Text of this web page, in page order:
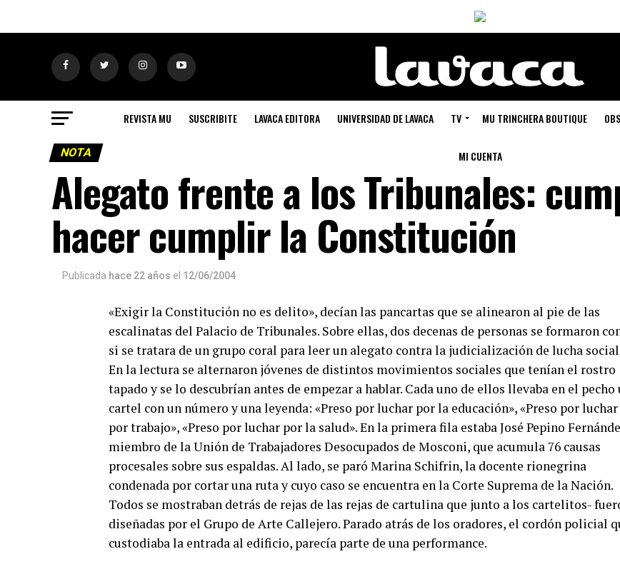
REVISTA MU SUSCRIBITE LAVACA EDITORA UNIVERSIDAD DE LAVACA TV MU TRINCHERA BOUTIQUE
MI CUENTA
NOTA
Alegato frente a los Tribunales:
hacer cumplir la Constitución
Publicada hace 22 años el 12/06/2004
«Exigir la Constitución no es delito», decían las pancartas que se alinearon al pie de las
escalinatas del Palacio de Tribunales. Sobre ellas, dos decenas de personas se formaron
si se tratara de un grupo coral para leer un alegato contra la judicialización de lucha
En la lectura se alternaron jóvenes de distintos movimientos sociales que tenían el rostro
tapado y se lo descubrían antes de empezar a hablar. Cada uno de ellos llevaba en el pecho
cartel con un número y una leyenda: «Preso por luchar por la educación», «Preso por luchar
por trabajo», «Preso por luchar por la salud». En la primera fila estaba José Pepino
miembro de la Unión de Trabajadores Desocupados de Mosconi, que acumula 76 causas
procesales sobre sus espaldas. Al lado, se paró Marina Schifrin, la docente rionegrina
condenada por cortar una ruta y cuyo caso se encuentra en la Corte Suprema de la Nación.
Todos se mostraban detrás de rejas de las rejas de cartulina que junto a los cartelitos-
diseñadas por el Grupo de Arte Callejero. Parado atrás de los oradores, el cordón policial
custodiaba la entrada al edificio, parecía parte de una performance.